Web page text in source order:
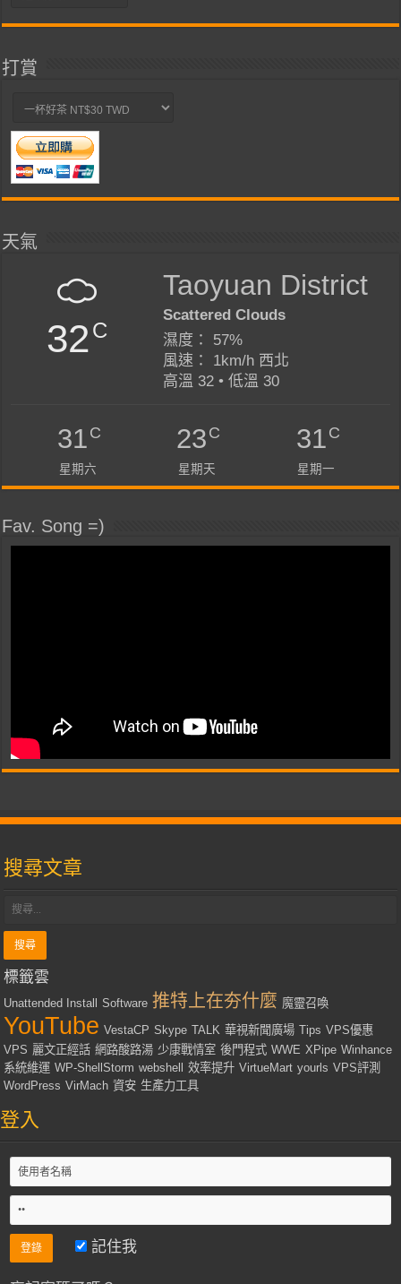
打賞
天氣
32C
Taoyuan District
Scattered Clouds
濕度： 57%
風速： 1km/h 西北
高溫 32 • 低溫 30
31C
星期六
23C
星期天
31C
星期一
Fav. Song =)
搜尋文章
標籤雲
Unattended Install Software 推特上在夯什麼 魔靈召喚
YouTube VestaCP Skype TALK 華視新聞廣場 Tips VPS優惠
VPS 麗文正經話 網路酸路湯 少康戰情室 後門程式 WWE XPipe Winhance
系統維運 WP-ShellStorm webshell 效率提升 VirtueMart yourls VPS評測
WordPress VirMach 資安 生產力工具
登入
記住我